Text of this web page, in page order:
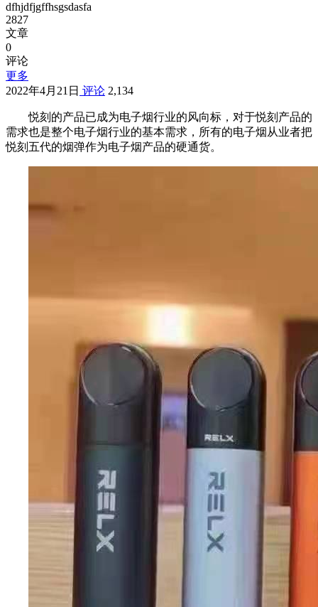
dfhjdfjgffhsgsdasfa
2827
文章
0
评论
更多
2022年4月21日 评论 2,134
悦刻的产品已成为电子烟行业的风向标，对于悦刻产品的
需求也是整个电子烟行业的基本需求，所有的电子烟从业者把
悦刻五代的烟弹作为电子烟产品的硬通货。